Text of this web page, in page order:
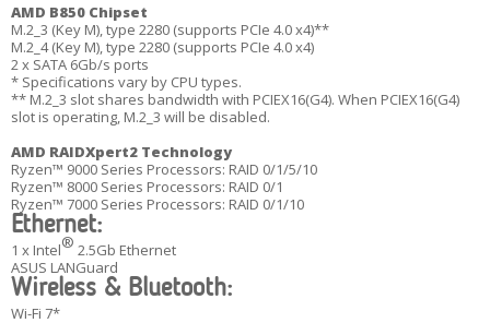
AMD B850 Chipset
M.2_3 (Key M), type 2280 (supports PCIe 4.0 x4)**
M.2_4 (Key M), type 2280 (supports PCIe 4.0 x4)
2 x SATA 6Gb/s ports
* Specifications vary by CPU types.
** M.2_3 slot shares bandwidth with PCIEX16(G4). When PCIEX16(G4)
slot is operating, M.2_3 will be disabled.
AMD RAIDXpert2 Technology
Ryzen™ 9000 Series Processors: RAID 0/1/5/10
Ryzen™ 8000 Series Processors: RAID 0/1
Ryzen™ 7000 Series Processors: RAID 0/1/10
Ethernet:
1 x Intel® 2.5Gb Ethernet
ASUS LANGuard
Wireless & Bluetooth:
Wi-Fi 7*